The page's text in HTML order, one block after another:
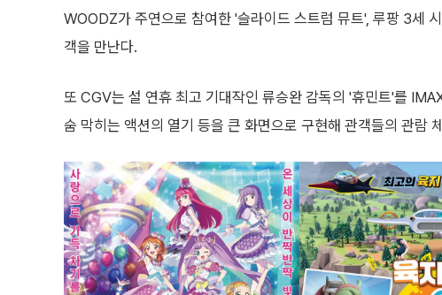
WOODZ가 주연으로 참여한 '슬라이드 스트럼 뮤트', 루팡 3세
객을 만난다.
또 CGV는 설 연휴 최고 기대작인 류승완 감독의 '휴민트'를
숨 막히는 액션의 열기 등을 큰 화면으로 구현해 관객들의 관람